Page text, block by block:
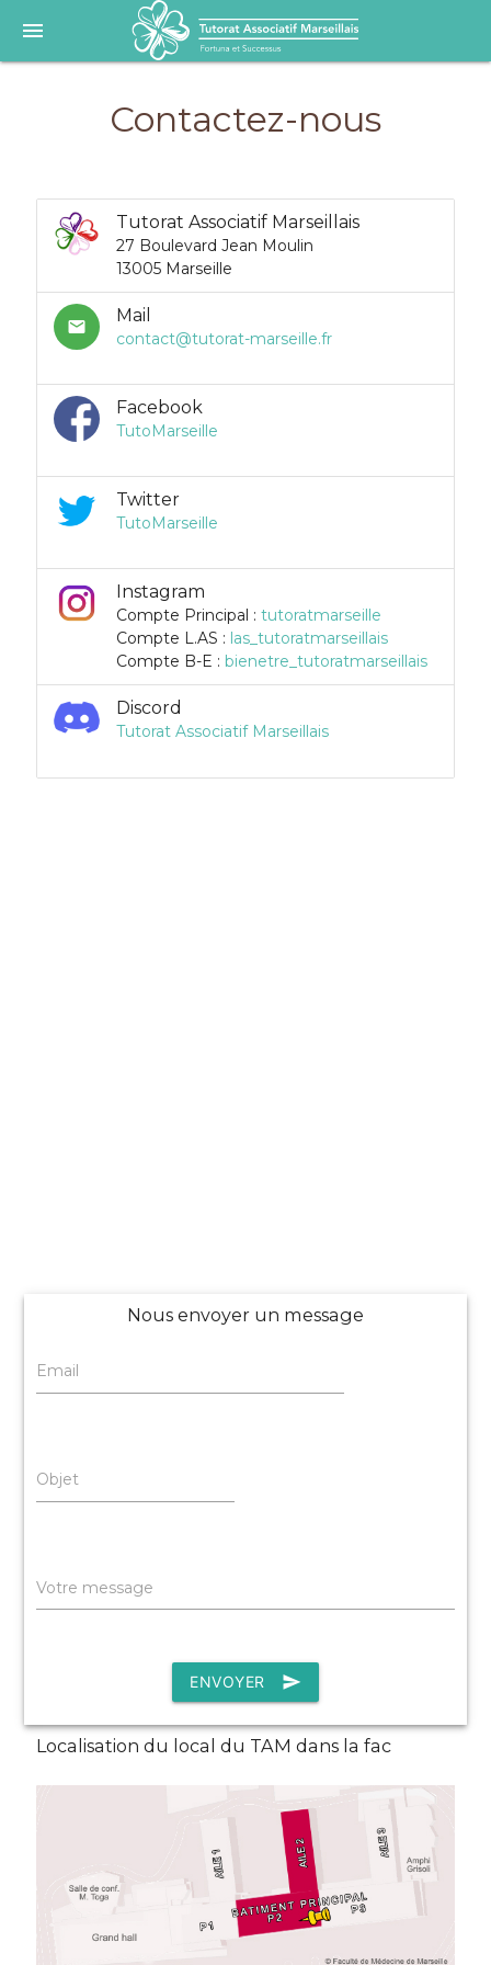
menu
Contactez-nous
Tutorat Associatif Marseillais
27 Boulevard Jean Moulin
13005 Marseille
mail
Mail
contact@tutorat-marseille.fr
Facebook
TutoMarseille
Twitter
TutoMarseille
Instagram
Compte Principal : tutoratmarseille
Compte L.AS : las_tutoratmarseillais
Compte B-E : bienetre_tutoratmarseillais
Discord
Tutorat Associatif Marseillais
Nous envoyer un message
Email
Objet
Votre message
ENVOYER send
Localisation du local du TAM dans la fac